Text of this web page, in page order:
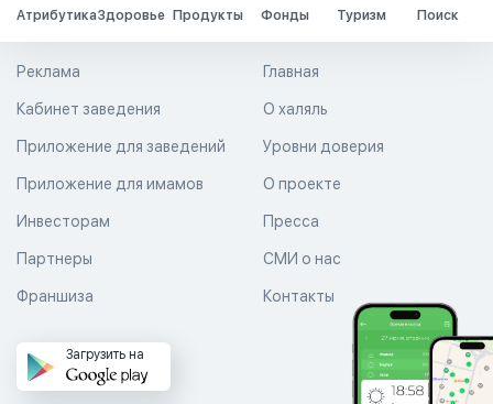
АтрибутикаЗдоровье Продукты Фонды Туризм Поиск
Главная
О халяль
Уровни доверия
Реклама
Кабинет заведения
Приложение для заведений
Приложение для имамов О проекте
Пресса
СМИ о нас
Контакты
Инвесторам
Партнеры
Франшиза
Загрузить на